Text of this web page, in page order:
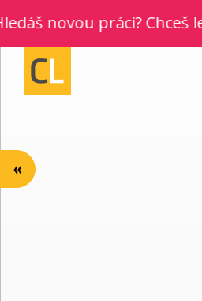
novou práci? Chceš
«